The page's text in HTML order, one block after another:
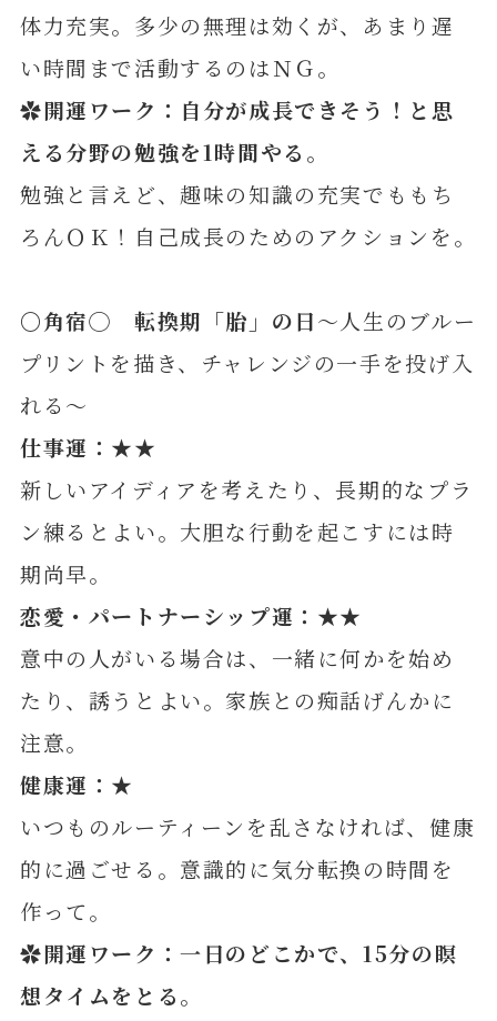
体力充実。多少の無理は効くが、あまり遅
い時間まで活動するのはＮＧ。
✿開運ワーク：自分が成長できそう！と思
える分野の勉強を1時間やる。
勉強と言えど、趣味の知識の充実でももち
ろんＯＫ！自己成長のためのアクションを。
〇角宿◯ 転換期「胎」の日～人生のブルー
プリントを描き、チャレンジの一手を投げ入
れる～
仕事運：★★
新しいアイディアを考えたり、長期的なプラ
ン練るとよい。大胆な行動を起こすには時
期尚早。
恋愛・パートナーシップ運：★★
意中の人がいる場合は、一緒に何かを始め
たり、誘うとよい。家族との痴話げんかに
注意。
健康運：★
いつものルーティーンを乱さなければ、健康
的に過ごせる。意識的に気分転換の時間を
作って。
✿開運ワーク：一日のどこかで、15分の瞑
想タイムをとる。